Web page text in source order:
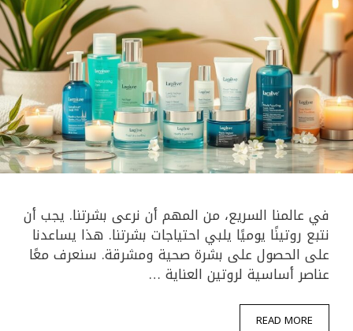
في عالمنا السريع، من المهم أن نرعى بشرتنا. يجب أن
نتبع روتينًا يوميًا يلبي احتياجات بشرتنا. هذا يساعدنا
على الحصول على بشرة صحية ومشرقة. سنعرف معًا
عناصر أساسية لروتين العناية …
READ MORE